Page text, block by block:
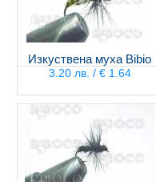
Изкуствена муха Bibio
3.20 лв. / € 1.64